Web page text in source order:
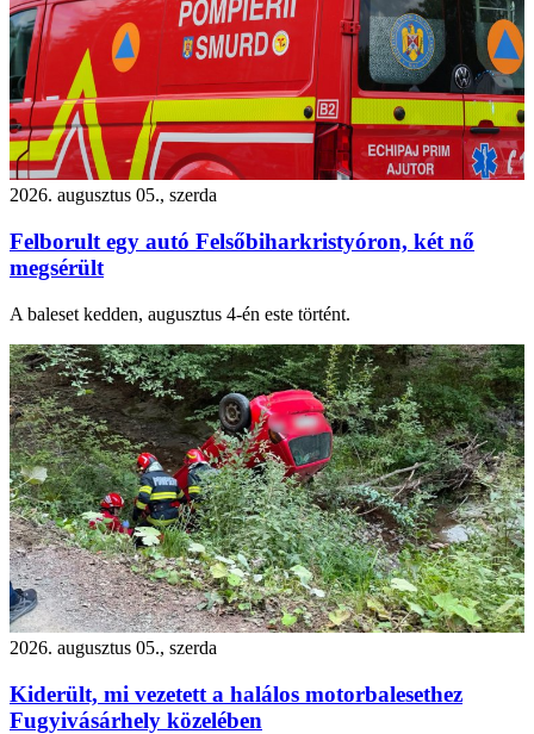
2026. augusztus 05., szerda
Felborult egy autó Felsőbiharkristyóron, két nő
megsérült
A baleset kedden, augusztus 4-én este történt.
2026. augusztus 05., szerda
Kiderült, mi vezetett a halálos motorbalesethez
Fugyivásárhely közelében